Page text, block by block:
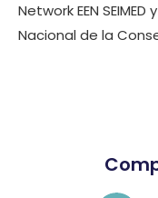
Network EEN
Nacional de la